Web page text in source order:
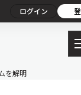
ログイン
を解明